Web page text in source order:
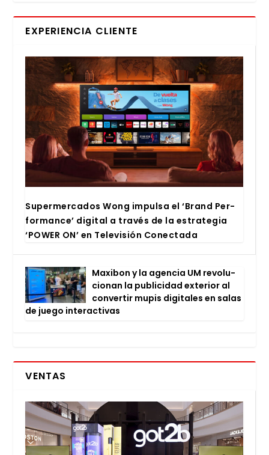
EXPERIENCIA CLIENTE
Super­mer­ca­dos Wong impul­sa el ‘Brand Per­
for­man­ce’ digi­tal a tra­vés de la estra­te­gia
‘POWER ON’ en Tele­vi­sión Conec­ta­da
Maxi­bon y la agen­cia UM revo­lu­
cio­nan la publi­ci­dad exte­rior al
con­ver­tir mupis digi­ta­les en salas
de jue­go inter­ac­ti­vas
VENTAS